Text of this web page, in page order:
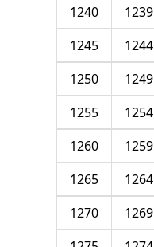
1239
1240
1244
1245
1249
1250
1254
1255
1259
1260
1264
1265
1269
1270